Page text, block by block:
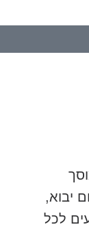
יבוא,
לכל